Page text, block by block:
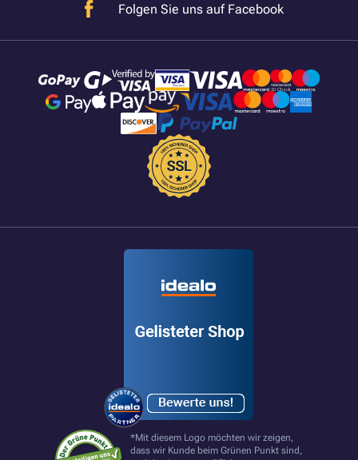
Folgen Sie uns auf Facebook
*Mit diesem Logo möchten wir zeigen,
dass wir Kunde beim Grünen Punkt sind,